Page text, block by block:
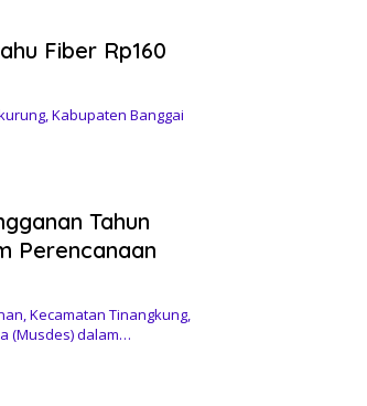
Fiber Rp160
Kabupaten Banggai
Tahun
Perencanaan
Kecamatan Tinangkung,
(Musdes) dalam…